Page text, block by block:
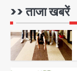
>> ताजा खबरें
5